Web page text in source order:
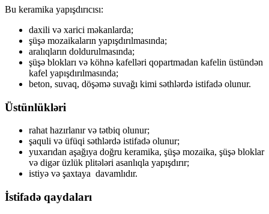
Bu keramika yapışdırıcısı:
daxili və xarici məkanlarda;
şüşə mozaikaların yapışdırılmasında;
aralıqların doldurulmasında;
şüşə blokları və köhnə kafelləri qopartmadan kafelin üstündən
kafel yapışdırılmasında;
beton, suvaq, döşəmə suvağı kimi səthlərdə istifadə olunur.
Üstünlükləri
rahat hazırlanır və tətbiq olunur;
şaquli və üfüqi səthlərdə istifadə olunur;
yuxarıdan aşağıya doğru keramika, şüşə mozaika, şüşə bloklar
və digər üzlük plitələri asanlıqla yapışdırır;
istiyə və şaxtaya davamlıdır.
İstifadə qaydaları